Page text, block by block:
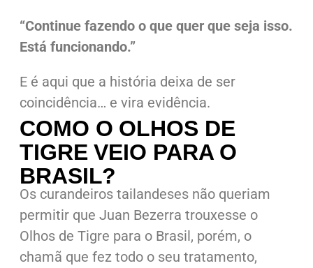
“Continue fazendo o que quer que seja isso.
Está funcionando.”
E é aqui que a história deixa de ser
coincidência… e vira evidência.
COMO O OLHOS DE
TIGRE VEIO PARA O
BRASIL?
Os curandeiros tailandeses não queriam
permitir que Juan Bezerra trouxesse o
Olhos de Tigre para o Brasil, porém, o
chamã que fez todo o seu tratamento,